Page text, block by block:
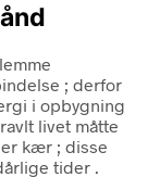
; derfor
i opbygning
livet måtte
kær ; disse
tider .